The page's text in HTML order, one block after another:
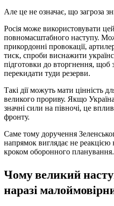
Але це не означає, що загроза
Росія може використовувати
повномасштабного наступу.
прикордонні провокації,
тиск, спроби виснажити
підготовки до вторгнення, щоб
перекидати туди резерви.
Такі дії можуть мати цінність
великого прориву. Якщо
значні сили на півночі, це
фронту.
Саме тому доручення
напрямок виглядає не реакцією
кроком оборонного планування.
Чому великий
наразі